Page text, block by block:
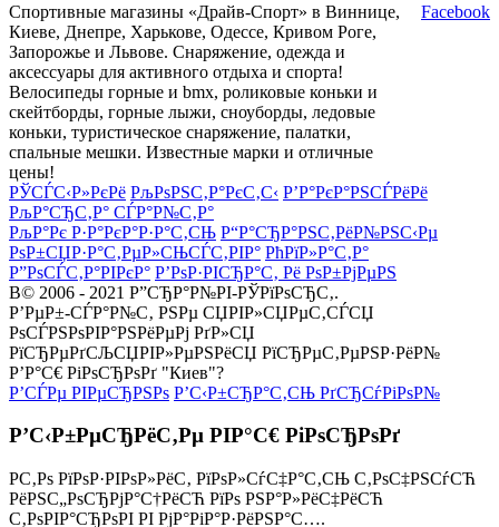
Спортивные магазины «Драйв-Спорт» в Виннице,
Киеве, Днепре, Харькове, Одессе, Кривом Роге,
Запорожье и Львове. Снаряжение, одежда и
аксессуары для активного отдыха и спорта!
Велосипеды горные и bmx, роликовые коньки и
скейтборды, горные лыжи, сноуборды, ледовые
коньки, туристическое снаряжение, палатки,
спальные мешки. Известные марки и отличные
цены!
Facebook
РЎСЃС‹Р»РєРё РљРѕРЅС‚Р°РєС‚С‹ Р’Р°РєР°РЅСЃРёРё
РљР°СЂС‚Р° СЃР°Р№С‚Р°
РљР°Рє Р·Р°РєР°Р·Р°С‚СЊ Р“Р°СЂР°РЅС‚РёР№РЅС‹Рµ
РѕР±СЏР·Р°С‚РµР»СЊСЃС‚РІР° РћРїР»Р°С‚Р°
Р”РѕСЃС‚Р°РІРєР° Р’РѕР·РІСЂР°С‚ Рё РѕР±РјРµРЅ
В© 2006 - 2021 Р”СЂР°Р№РІ-РЎРїРѕСЂС‚.
Р’РµР±-СЃР°Р№С‚ РЅРµ СЏРІР»СЏРµС‚СЃСЏ
РѕСЃРЅРѕРІР°РЅРёРµРј РґР»СЏ
РїСЂРµРґСЉСЏРІР»РµРЅРёСЏ РїСЂРµС‚РµРЅР·РёР№
Р’Р°С€ РіРѕСЂРѕРґ "Киев"?
Р’СЃРµ РІРµСЂРЅРѕ Р’С‹Р±СЂР°С‚СЊ РґСЂСѓРіРѕР№
Р’С‹Р±РµСЂРёС‚Рµ РІР°С€ РіРѕСЂРѕРґ
Р­С‚Рѕ РїРѕР·РІРѕР»РёС‚ РїРѕР»СѓС‡Р°С‚СЊ С‚РѕС‡РЅСѓСЋ
РёРЅС„РѕСЂРјР°С†РёСЋ РїРѕ РЅР°Р»РёС‡РёСЋ
С‚РѕРІР°СЂРѕРІ РІ РјР°РіР°Р·РёРЅР°С….